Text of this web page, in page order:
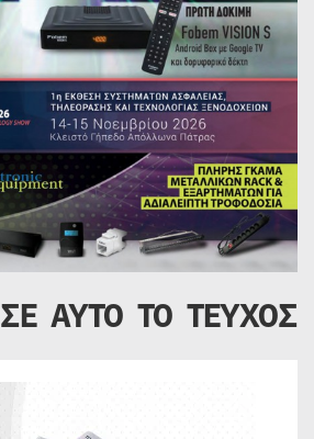
ΣΕ ΑΥΤΟ ΤΟ ΤΕΥΧΟΣ